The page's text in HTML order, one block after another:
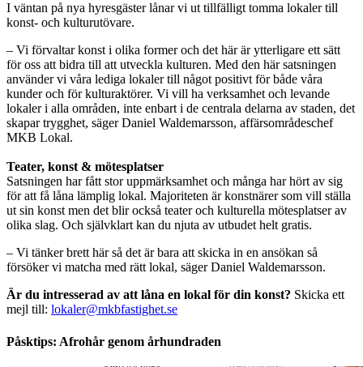
I väntan på nya hyresgäster lånar vi ut tillfälligt tomma lokaler till
konst- och kulturutövare.
– Vi förvaltar konst i olika former och det här är ytterligare ett sätt
för oss att bidra till att utveckla kulturen. Med den här satsningen
använder vi våra lediga lokaler till något positivt för både våra
kunder och för kulturaktörer. Vi vill ha verksamhet och levande
lokaler i alla områden, inte enbart i de centrala delarna av staden, det
skapar trygghet, säger Daniel Waldemarsson, affärsområdeschef
MKB Lokal.
Teater, konst & mötesplatser
Satsningen har fått stor uppmärksamhet och många har hört av sig
för att få låna lämplig lokal. Majoriteten är konstnärer som vill ställa
ut sin konst men det blir också teater och kulturella mötesplatser av
olika slag. Och självklart kan du njuta av utbudethelt gratis.
– Vi tänker brett här så det är bara att skicka in en ansökan så
försöker vi matcha med rätt lokal, säger Daniel Waldemarsson.
Är du intresserad av att låna en lokal för din konst? Skicka ett
mejl till: lokaler@mkbfastighet.se
Påsktips: Afrohår genom århundraden